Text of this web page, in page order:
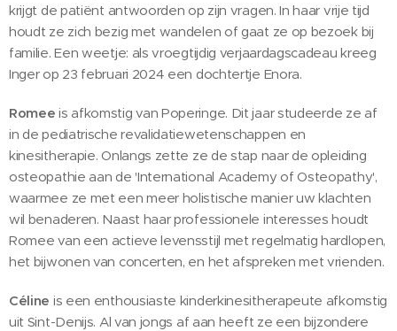
krijgt de patiënt antwoorden op zijn vragen. In haar vrije tijd
houdt ze zich bezig met wandelen of gaat ze op bezoek bij
familie. Een weetje: als vroegtijdig verjaardagscadeau kreeg
Inger op 23 februari 2024 een dochtertje Enora.
Romeeis afkomstig van Poperinge. Dit jaar studeerde ze af
in de pediatrische revalidatiewetenschappen en
kinesitherapie. Onlangs zette ze de stap naar de opleiding
osteopathie aan de 'International Academy of Osteopathy',
waarmee ze met een meer holistische manier uw klachten
wil benaderen. Naast haar professionele interesses houdt
Romee van een actieve levensstijl met regelmatig hardlopen,
het bijwonen van concerten, en het afspreken met vrienden.
Céline is een enthousiaste kinderkinesitherapeute afkomstig
uit Sint-Denijs. Al van jongs af aan heeft ze een bijzondere